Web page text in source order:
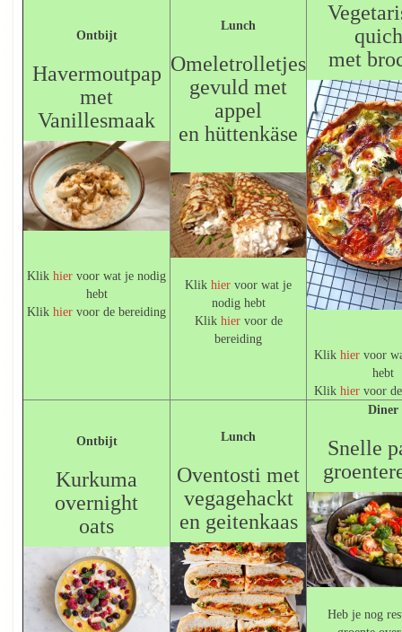
Ontbijt
Havermoutpap
met
Vanillesmaak
Klikhier voor wat je nodig
hebt
Klikhier voor de bereiding
Lunch
Omeletrolletjes
gevuld met
appel
en hüttenkäse
Klikhier voor wat je
nodig hebt
Klik hiervoor de
bereiding
met
Klik hiervoor
hebt
Klik hiervoor
Ontbijt
Kurkuma
overnight
oats
Lunch
Oventosti met
vegagehackt
en geitenkaas
Diner
Snelle
Heb je nog